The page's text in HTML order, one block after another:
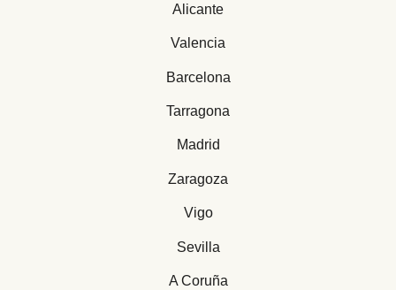
Alicante
Valencia
Barcelona
Tarragona
Madrid
Zaragoza
Vigo
Sevilla
A Coruña